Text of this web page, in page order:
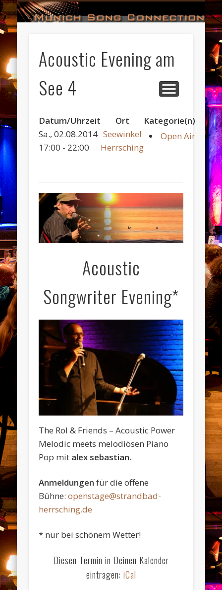
Acoustic Evening am
See 4
Datum/Uhrzeit
Sa., 02.08.2014
17:00 - 22:00
Ort
Seewinkel
Herrsching
Kategorie(n)
Open Air
Acoustic
Songwriter Evening*
The Rol & Friends – Acoustic Power
Melodic meets melodiösen Piano
Pop mit alex sebastian.
Anmeldungen für die offene
Bühne:openstage@strandbad-
herrsching.de
* nur bei schönem Wetter!
Diesen Termin in Deinen Kalender
eintragen: iCal